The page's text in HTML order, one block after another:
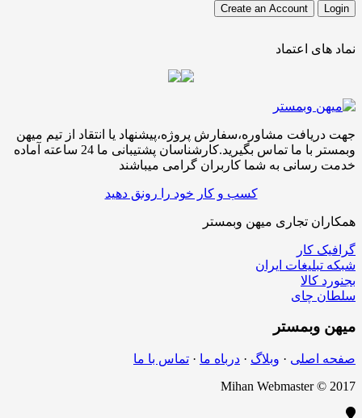
نماد های اعتماد
جهت دریافت مشاوره،سفارش پروژه،پیشنهاد یا انتقاد از تیم میهن
وبمستر با ما تماس بگیرید.کارشناسان پشتیبانی ما 24 ساعته آماده
خدمت رسانی به شما کاربران گرامی میباشند
کسب و کار خود را رونق دهید
همکاران تجاری میهن وبمستر
گرافیک کار
شبکه تبلیغات ایران
بجنورد کالا
سلطان چای
میهن وبمستر
صفحه اصلی · وبلاگ · درباه ما · تماس با ما
Mihan Webmaster © 2017